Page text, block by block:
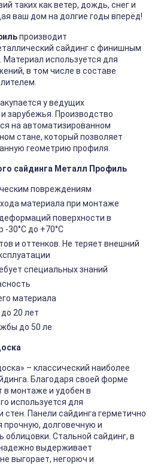
таких как ветер, дождь, снег и
ваш дом на долгие годы вперёд!
производит
сайдинг с финишным
используется для
в том числе в составе
у ведущих
зарубежья. Производство
на автоматизированном
стане, который позволяет
геометрию профиля.
сайдинга Металл Профиль
повреждениям
материала при монтаже
поверхности в
-30°C до +70°C
и оттенков. Не теряет внешний
специальных знаний
материала
20 лет
до 50 ле
– классический наиболее
Благодаря своей форме
в монтаже и удобен в
используется для
стен. Панели сайдинга герметично
прочную, долговечную и
облицовки. Стальной сайдинг, в
выдерживает
выгорает, негорюч и